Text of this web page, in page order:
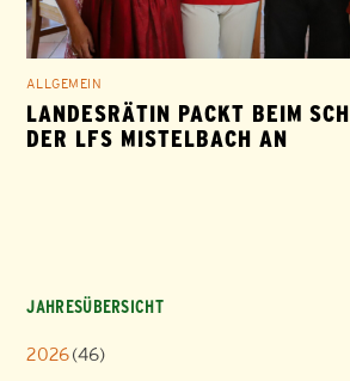
ALLGEMEIN
LANDESRÄTIN PACKT BEIM
DER LFS MISTELBACH AN
JAHRESÜBERSICHT
2026(46)